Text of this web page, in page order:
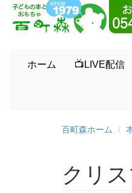
ホーム 📺LIVE配信
百町森ホーム
クリ